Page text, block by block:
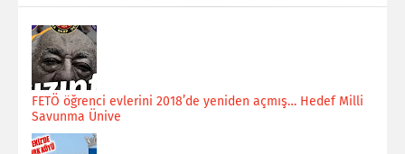
FETÖ öğrenci evlerini 2018’de yeniden açmış… Hedef Milli
Savunma Ünive